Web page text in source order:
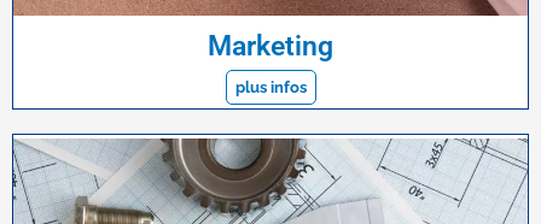
Marketing
plus infos